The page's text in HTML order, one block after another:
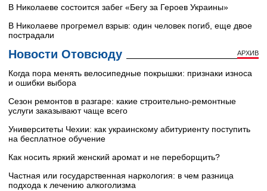
В Николаеве состоится забег «Бегу за Героев Украины»
В Николаеве прогремел взрыв: один человек погиб, еще двое
пострадали
Новости Отовсюду АРХИВ
Когда пора менять велосипедные покрышки: признаки износа
и ошибки выбора
Сезон ремонтов в разгаре: какие строительно-ремонтные
услуги заказывают чаще всего
Университеты Чехии: как украинскому абитуриенту поступить
на бесплатное обучение
Как носить яркий женский аромат и не переборщить?
Частная или государственная наркология: в чем разница
подхода к лечению алкоголизма